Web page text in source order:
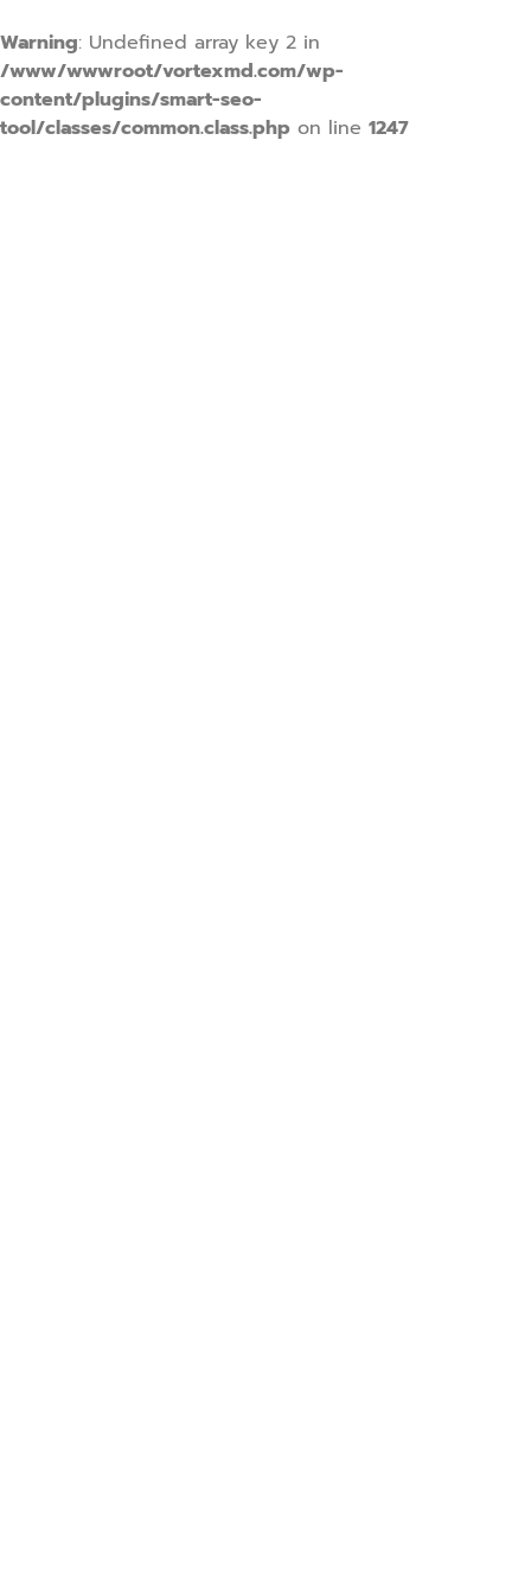
Warning: Undefined array key 2 in
/www/wwwroot/vortexmd.com/wp-
content/plugins/smart-seo-
tool/classes/common.class.php on line 1247